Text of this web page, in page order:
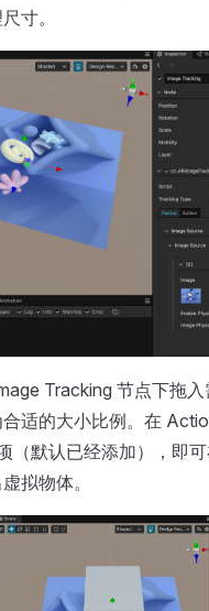
寸。
Tracking 节点下拖
适的大小比例。在
（默认已经添加），即
拟物体。